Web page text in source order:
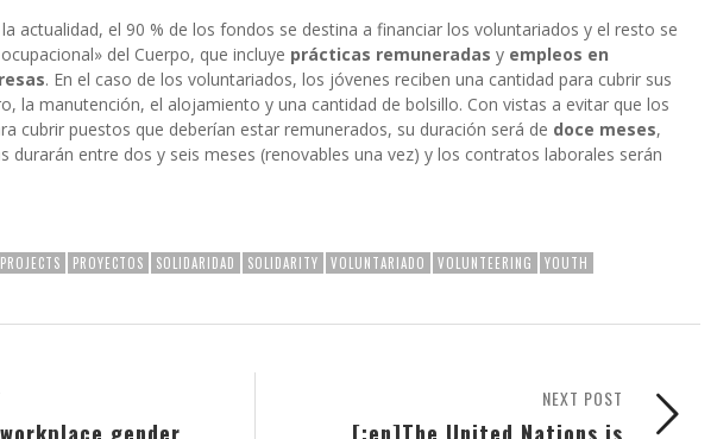
actualidad, el 90 % de los fondos se destina a financiar los voluntariados y el resto se
del Cuerpo, que incluye prácticas remuneradas y empleos en
. En el caso de los voluntariados, los jóvenes reciben una cantidad para cubrir sus
la manutención, el alojamiento y una cantidad de bolsillo. Con vistas a evitar que los
cubrir puestos que deberían estar remunerados, su duración será de doce meses,
durarán entre dos y seis meses (renovables una vez) y los contratos laborales serán
PROJECTS PROYECTOS SOLIDARIDAD SOLIDARITY VOLUNTARIADO VOLUNTEERING YOUTH
NEXT POST